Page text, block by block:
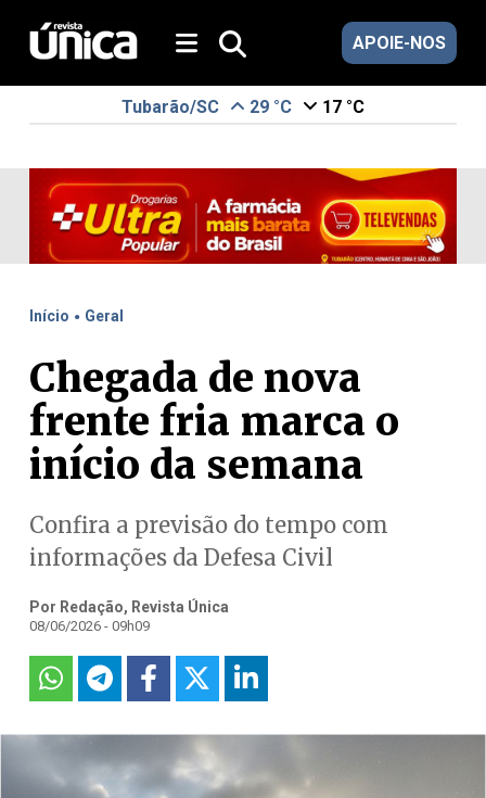
APOIE-NOS
Tubarão/SC 29 °C 17 °C
Início . Geral
Chegada de nova
frente fria marca o
início da semana
Confira a previsão do tempo com
informações da Defesa Civil
Por Redação, Revista Única
08/06/2026 - 09h09